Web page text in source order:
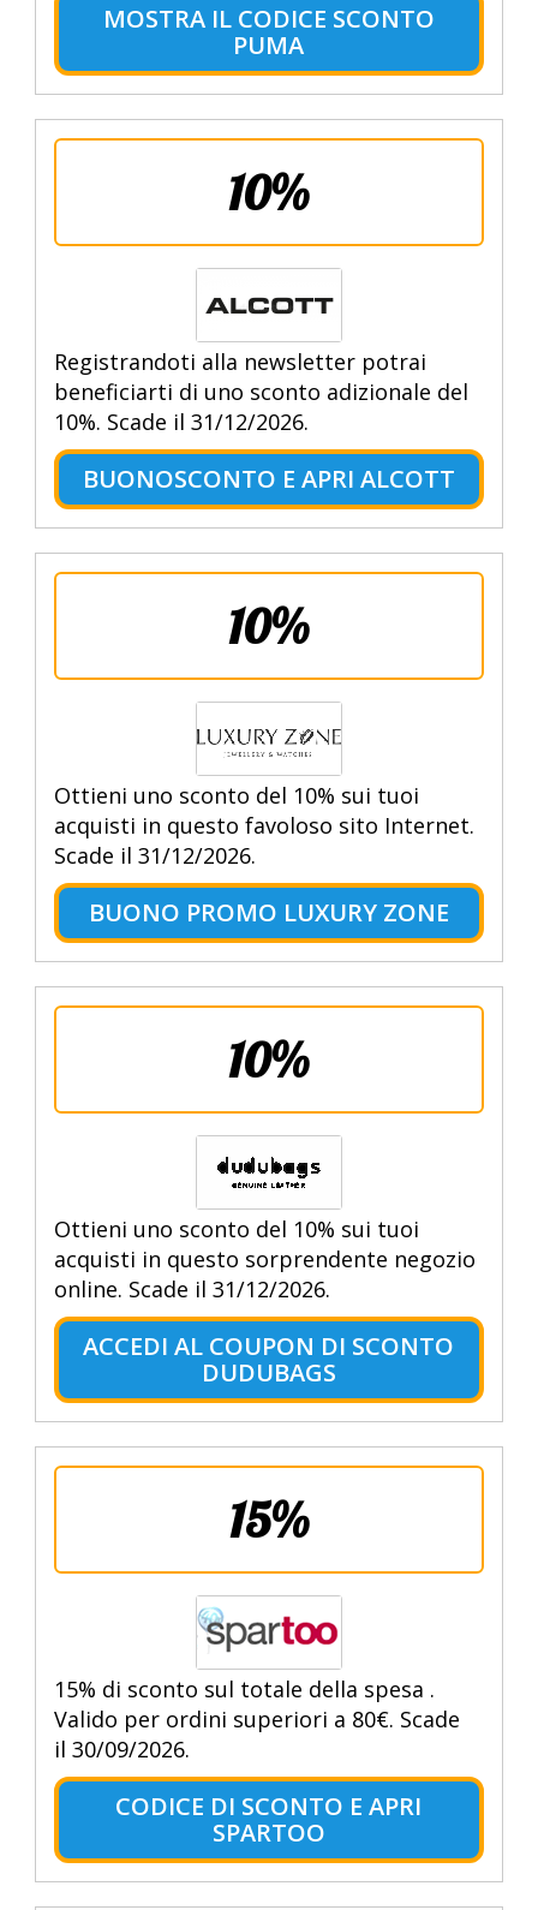
MOSTRA IL CODICE SCONTO
PUMA
10%
Registrandoti alla newsletter potrai
beneficiarti di uno sconto adizionale del
10%. Scade il 31/12/2026.
BUONOSCONTO E APRI ALCOTT
10%
Ottieni uno sconto del 10% sui tuoi
acquisti in questo favoloso sito Internet.
Scade il 31/12/2026.
BUONO PROMO LUXURY ZONE
10%
Ottieni uno sconto del 10% sui tuoi
acquisti in questo sorprendente negozio
online. Scade il 31/12/2026.
ACCEDI AL COUPON DI SCONTO
DUDUBAGS
15%
15% di sconto sul totale della spesa .
Valido per ordini superiori a 80€. Scade
il 30/09/2026.
CODICE DI SCONTO E APRI
SPARTOO